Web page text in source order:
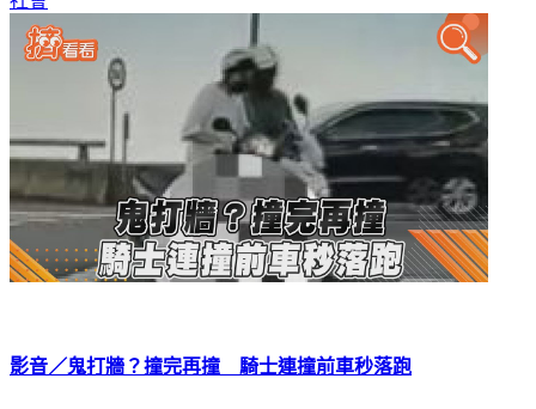
影音／鬼打牆？撞完再撞 騎士連撞前車秒落跑